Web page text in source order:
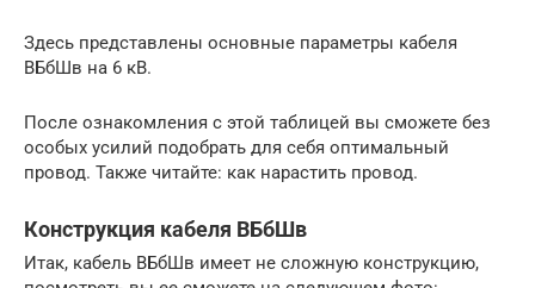
Здесь представлены основные параметры кабеля
ВБбШв на 6 кВ.
После ознакомления с этой таблицей вы сможете без
особых усилий подобрать для себя оптимальный
провод. Также читайте: как нарастить провод.
Конструкция кабеля ВБбШв
Итак, кабель ВБбШв имеет не сложную конструкцию,